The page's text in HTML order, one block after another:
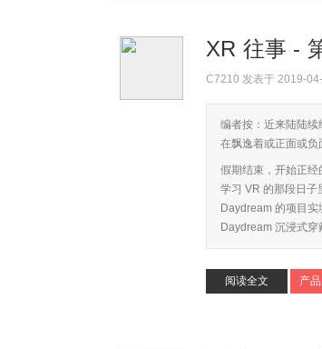
XR 往事 -
C7210 发表于 2019-
编者按：近来陆陆
在飘逸着或正面或负
假期结束，开始正经
学习 VR 的那段日子
Daydream 的项目
Daydream 沉浸式
阅读全文 产品